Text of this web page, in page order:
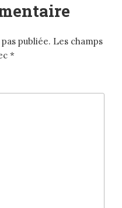
publiée. Les champs
*